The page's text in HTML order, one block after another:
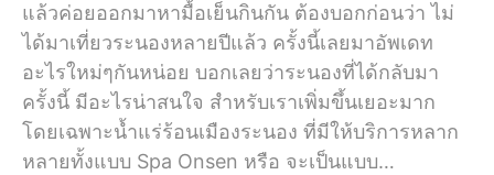
แล้วค่อยออกมาหามื้อเย็นกินกัน ต้องบอกก่อนว่า ไม่
ได้มาเที่ยวระนองหลายปีแล้ว ครั้งนี้เลยมาอัพเดท
อะไรใหม่ๆกันหน่อย บอกเลยว่าระนองที่ได้กลับมา
ครั้งนี้ มีอะไรน่าสนใจ สำหรับเราเพิ่มขึ้นเยอะมาก
โดยเฉพาะน้ำแร่ร้อนเมืองระนอง ที่มีให้บริการหลาก
หลายทั้งแบบ Spa Onsen หรือ จะเป็นแบบ…